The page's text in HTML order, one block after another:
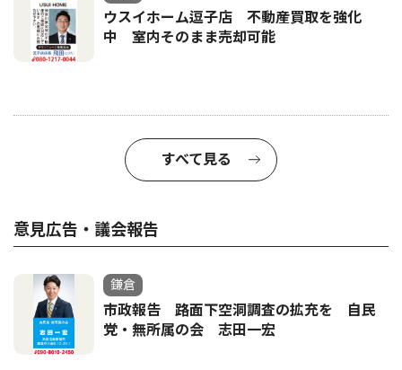
ウスイホーム逗子店 不動産買取を強化
中 室内そのまま売却可能
すべて見る
意見広告・議会報告
鎌倉
市政報告 路面下空洞調査の拡充を 自民
党・無所属の会 志田一宏